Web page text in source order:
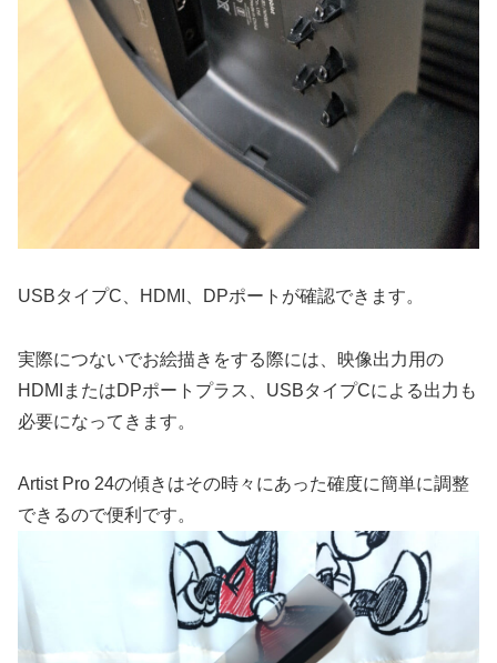
USBタイプC、HDMI、DPポートが確認できます。
実際につないでお絵描きをする際には、映像出力用の
HDMIまたはDPポートプラス、USBタイプCによる出力も
必要になってきます。
Artist Pro 24の傾きはその時々にあった確度に簡単に調整
できるので便利です。